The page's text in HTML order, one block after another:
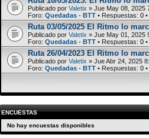
Publicado por Valetix » Jue May 08, 2025
Foro: Quedadas - BTT• Respuestas: 0•
Ruta 03/05/2025 El Ritmo lo
Publicado por Valetix » Jue May 01, 2025
Foro: Quedadas - BTT• Respuestas: 0•
Ruta 26/04/2023 El Ritmo lo
Publicado por Valetix » Jue Abr 24, 2025
Foro: Quedadas - BTT• Respuestas: 0•
ENCUESTAS
No hay encuestas disponibles